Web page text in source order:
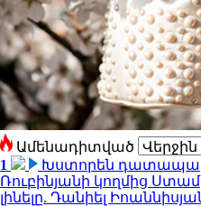
Ամենադիտված
1
Խստորեն
Ռուբինյանի կողմից
լինելը. Դանիել